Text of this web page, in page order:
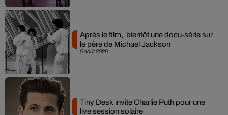
5 août 2026
Après le film, bientôt une docu-série sur
le père de Michael Jackson
Tiny Desk invite Charlie Puth pour une
live session solaire